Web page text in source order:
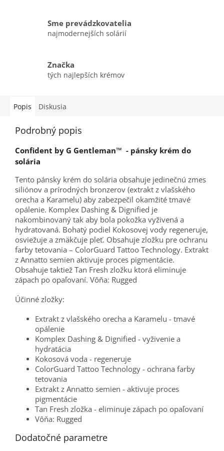
Sme prevádzkovatelia
najmodernejších solárií
Značka
tých najlepších krémov
Popis Diskusia
Podrobný popis
Confident by G Gentleman™ - pánsky krém do
solária
Tento pánsky krém do solária obsahuje jedinečnú zmes
siliónov a prírodných bronzerov (extrakt z vlašského
orecha a Karamelu) aby zabezpečil okamžité tmavé
opálenie. Komplex Dashing & Dignified je
nakombinovaný tak aby bola pokožka vyživená a
hydratovaná. Bohatý podiel Kokosovej vody regeneruje,
osviežuje a zmäkčuje pleť. Obsahuje zložku pre ochranu
farby tetovania – ColorGuard Tattoo Technology. Extrakt
z Annatto semien aktivuje proces pigmentácie.
Obsahuje taktiež Tan Fresh zložku ktorá eliminuje
zápach po opaľovaní. Vôňa: Rugged
Účinné zložky:
Extrakt z vlašského orecha a Karamelu - tmavé
opálenie
Komplex Dashing & Dignified - vyživenie a
hydratácia
Kokosová voda - regeneruje
ColorGuard Tattoo Technology - ochrana farby
tetovania
Extrakt z Annatto semien - aktivuje proces
pigmentácie
Tan Fresh zložka - eliminuje zápach po opaľovaní
Vôňa: Rugged
Dodatočné parametre